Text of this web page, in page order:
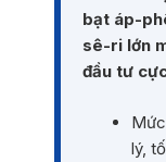
bạt áp-
sê-ri lớn
đầu tư
lý,